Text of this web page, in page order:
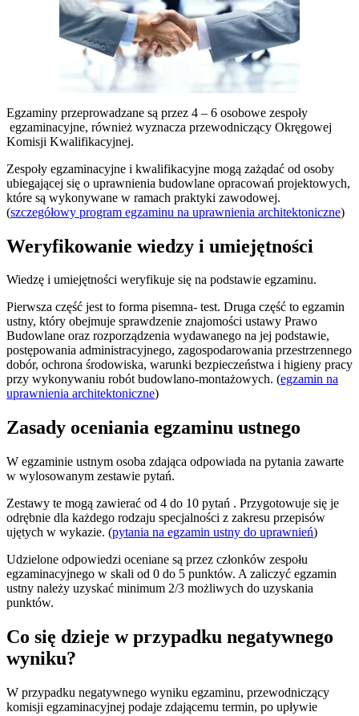
Egzaminy przeprowadzane są przez 4 – 6 osobowe zespoły
egzaminacyjne, również wyznacza przewodniczący Okręgowej
Komisji Kwalifikacyjnej.
Zespoły egzaminacyjne i kwalifikacyjne mogą zażądać od osoby
ubiegającej się o uprawnienia budowlane opracowań projektowych,
które są wykonywane w ramach praktyki zawodowej.
(szczegółowy program egzaminu na uprawnienia architektoniczne)
Weryfikowanie wiedzy i umiejętności
Wiedzę i umiejętności weryfikuje się na podstawie egzaminu.
Pierwsza część jest to forma pisemna- test. Druga część to egzamin
ustny, który obejmuje sprawdzenie znajomości ustawy Prawo
Budowlane oraz rozporządzenia wydawanego na jej podstawie,
postępowania administracyjnego, zagospodarowania przestrzennego
dobór, ochrona środowiska, warunki bezpieczeństwa i higieny pracy
przy wykonywaniu robót budowlano-montażowych. (egzamin na
uprawnienia architektoniczne)
Zasady oceniania egzaminu ustnego
W egzaminie ustnym osoba zdająca odpowiada na pytania zawarte
w wylosowanym zestawie pytań.
Zestawy te mogą zawierać od 4 do 10 pytań . Przygotowuje się je
odrębnie dla każdego rodzaju specjalności z zakresu przepisów
ujętych w wykazie. (pytania na egzamin ustny do uprawnień)
Udzielone odpowiedzi oceniane są przez członków zespołu
egzaminacyjnego w skali od 0 do 5 punktów. A zaliczyć egzamin
ustny należy uzyskać minimum 2/3 możliwych do uzyskania
punktów.
Co się dzieje w przypadku negatywnego
wyniku?
W przypadku negatywnego wyniku egzaminu, przewodniczący
komisji egzaminacyjnej podaje zdającemu termin, po upływie